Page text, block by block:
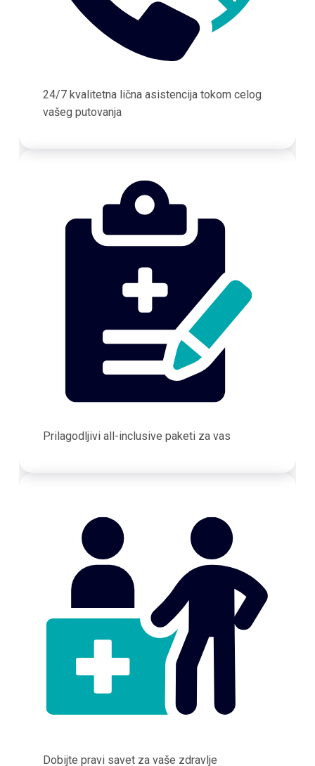
24/7 kvalitetna lična asistencija tokom celog
vašeg putovanja
Prilagodljivi all-inclusive paketi za vas
Dobijte pravi savet za vaše zdravlje